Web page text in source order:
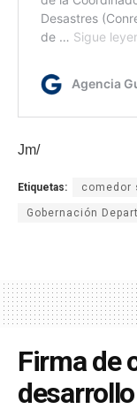
Jm/
Etiquetas: comedor
Gobernación
Firma de